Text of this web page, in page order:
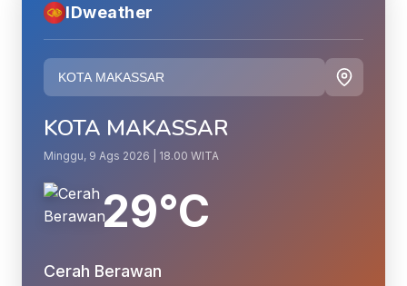
IDweather
KOTA MAKASSAR
Minggu, 9 Ags 2026 | 18.00 WITA
29°C
Cerah Berawan